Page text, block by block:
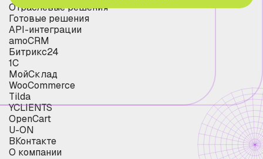
Отраслевые решения
Готовые решения
API-интеграции
amoCRM
Битрикс24
1С
МойСклад
WooCommerce
Tilda
YCLIENTS
OpenCart
U-ON
ВКонтакте
О компании